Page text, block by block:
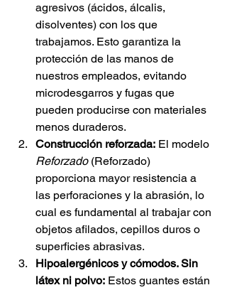
agresivos (ácidos, álcalis,
disolventes) con los que
trabajamos. Esto garantiza la
protección de las manos de
nuestros empleados, evitando
microdesgarros y fugas que
pueden producirse con materiales
menos duraderos.
Construcción reforzada: El modelo
Reforzado (Reforzado)
proporciona mayor resistencia a
las perforaciones y la abrasión, lo
cual es fundamental al trabajar con
objetos afilados, cepillos duros o
superficies abrasivas.
Hipoalergénicos y cómodos. Sin
látex ni polvo: Estos guantes están